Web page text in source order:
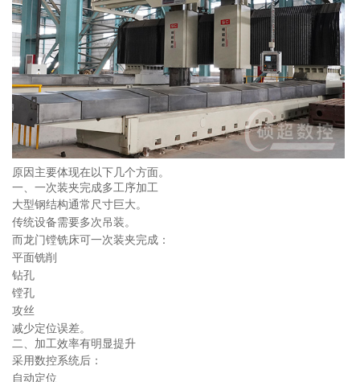
原因主要体现在以下几个方面。
一、一次装夹完成多工序加工
大型钢结构通常尺寸巨大。
传统设备需要多次吊装。
而龙门镗铣床可一次装夹完成：
平面铣削
钻孔
镗孔
攻丝
减少定位误差。
二、加工效率有明显提升
采用数控系统后：
自动定位